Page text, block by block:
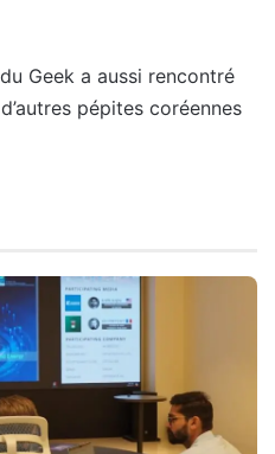
Geek a aussi rencontré
pépites coréennes